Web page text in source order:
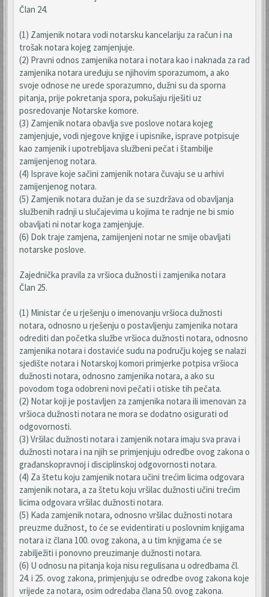
Član 24.
(1) Zamjenik notara vodi notarsku kancelariju za račun i na
trošak notara kojeg zamjenjuje.
(2) Pravni odnos zamjenika notara i notara kao i naknada za rad
zamjenika notara uređuju se njihovim sporazumom, a ako
svoje odnose ne urede sporazumno, dužni su da sporna
pitanja, prije pokretanja spora, pokušaju riješiti uz
posredovanje Notarske komore.
(3) Zamjenik notara obavlja sve poslove notara kojeg
zamjenjuje, vodi njegove knjige i upisnike, isprave potpisuje
kao zamjenik i upotrebljava službeni pečat i štambilje
zamijenjenog notara.
(4) Isprave koje sačini zamjenik notara čuvaju se u arhivi
zamijenjenog notara.
(5) Zamjenik notara dužan je da se suzdržava od obavljanja
službenih radnji u slučajevima u kojima te radnje ne bi smio
obavljati ni notar koga zamjenjuje.
(6) Dok traje zamjena, zamijenjeni notar ne smije obavljati
notarske poslove.
Zajednička pravila za vršioca dužnosti i zamjenika notara
Član 25.
(1) Ministar će u rješenju o imenovanju vršioca dužnosti
notara, odnosno u rješenju o postavljenju zamjenika notara
odrediti dan početka službe vršioca dužnosti notara, odnosno
zamjenika notara i dostaviće sudu na području kojeg se nalazi
sjedište notara i Notarskoj komori primjerke potpisa vršioca
dužnosti notara, odnosno zamjenika notara, a ako su
povodom toga odobreni novi pečati i otiske tih pečata.
(2) Notar koji je postavljen za zamjenika notara ili imenovan za
vršioca dužnosti notara ne mora se dodatno osigurati od
odgovornosti.
(3) Vršilac dužnosti notara i zamjenik notara imaju sva prava i
dužnosti notara i na njih se primjenjuju odredbe ovog zakona o
građanskopravnoj i disciplinskoj odgovornosti notara.
(4) Za štetu koju zamjenik notara učini trećim licima odgovara
zamjenik notara, a za štetu koju vršilac dužnosti učini trećim
licima odgovara vršilac dužnosti notara.
(5) Kada zamjenik notara, odnosno vršilac dužnosti notara
preuzme dužnost, to će se evidentirati u poslovnim knjigama
notara iz člana 100. ovog zakona, a u tim knjigama će se
zabilježiti i ponovno preuzimanje dužnosti notara.
(6) U odnosu na pitanja koja nisu regulisana u odredbama čl.
24. i 25. ovog zakona, primjenjuju se odredbe ovog zakona koje
vrijede za notara, osim odredaba člana 50. ovog zakona.